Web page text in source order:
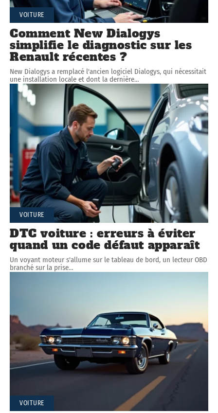
VOITURE
Comment New Dialogys
simplifie le diagnostic sur les
Renault récentes ?
New Dialogys a remplacé l'ancien logiciel Dialogys, qui nécessitait
une installation locale et dont la dernière…
VOITURE
DTC voiture : erreurs à éviter
quand un code défaut apparaît
Un voyant moteur s'allume sur le tableau de bord, un lecteur OBD
branché sur la prise…
VOITURE